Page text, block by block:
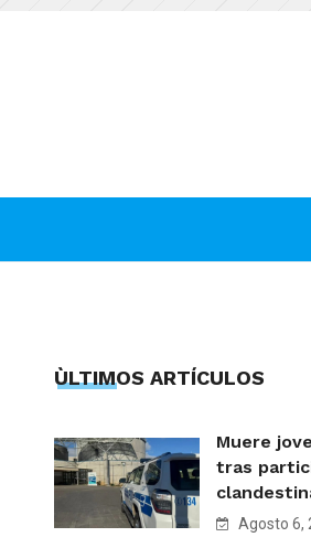
ÙLTIMOS ARTÍCULOS
Muere
tras
Agosto 6,